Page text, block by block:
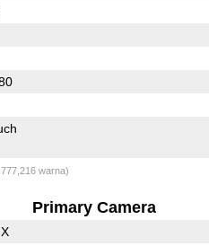
warna)
Primary Camera